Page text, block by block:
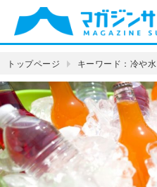
トップページ キーワード：冷や水